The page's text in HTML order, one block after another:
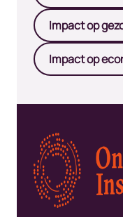
Impact op
Impact op
Kép